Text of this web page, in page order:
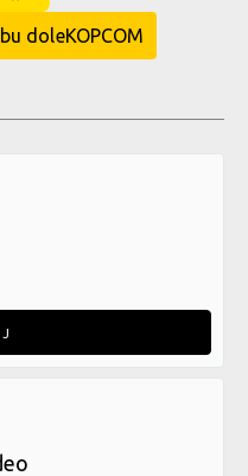
doleKOPCOM